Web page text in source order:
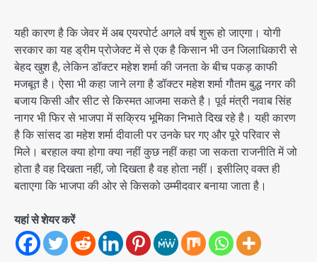
यही कारण है कि जेवर में अब एयरपोर्ट अगले वर्ष शुरू हो जाएगा। योगी
सरकार का यह ड्रीम प्रोजेक्ट में से एक है किसान भी उन जिलाधिकारी से
बेहद खुश है, लेकिन डॉक्टर महेश शर्मा की जनता के बीच पकड़ काफी
मजबूत है। ऐसा भी कहा जाने लगा है डॉक्टर महेश शर्मा गौतम बुद्ध नगर की
बजाय किसी और सीट से किस्मत आजमा सकते है। पूर्व मंत्री नवाब सिंह
नागर भी फिर से भाजपा में सक्रिय भूमिका निभाते दिख रहे है। यही कारण
है कि सांसद डा महेश शर्मा दीवाली पर उनके घर गए और पूरे परिवार से
मिले। बरहाल क्या होगा क्या नहीं कुछ नहीं कहा जा सकता राजनीति में जो
होता है वह दिखता नहीं, जो दिखता है वह होता नहीं। इसीलिए वक्त ही
बताएगा कि भाजपा की ओर से किसको उम्मीदवार बनाया जाता है।
यहां से शेयर करें